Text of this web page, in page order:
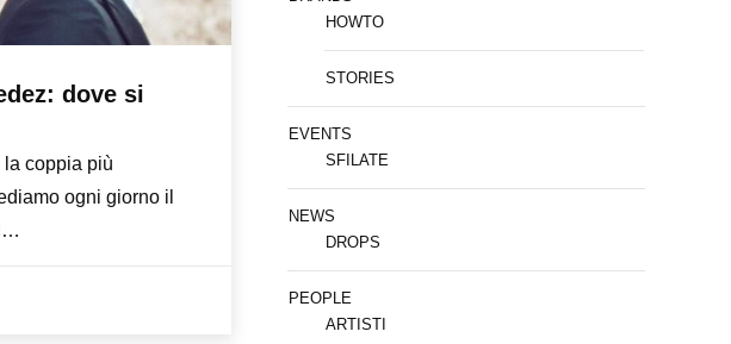
dove si
la coppia più
ogni giorno il
HOWTO
STORIES
EVENTS
SFILATE
NEWS
DROPS
PEOPLE
ARTISTI